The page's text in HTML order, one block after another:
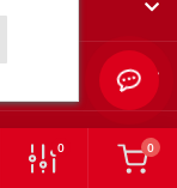
0 0